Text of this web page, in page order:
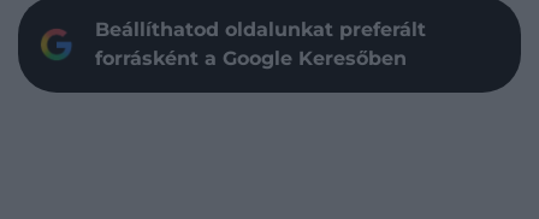
Beállíthatod oldalunkat preferált
forrásként a Google Keresőben